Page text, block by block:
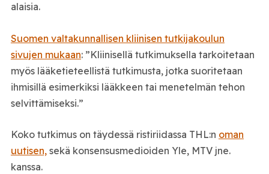
alaisia.
Suomen valtakunnallisen kliinisen tutkijakoulun
sivujen mukaan: ”Kliinisellä tutkimuksella tarkoitetaan
myös lääketieteellistä tutkimusta, jotka suoritetaan
ihmisillä esimerkiksi lääkkeen tai menetelmän tehon
selvittämiseksi.”
Koko tutkimus on täydessä ristiriidassa THL:n oman
uutisen,sekä konsensusmedioiden Yle, MTV jne.
kanssa.